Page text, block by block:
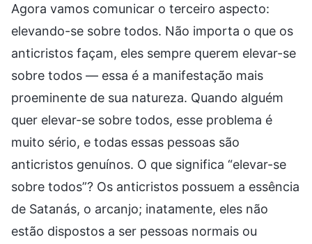
Agora vamos comunicar o terceiro aspecto:
elevando-se sobre todos. Não importa o que os
anticristos façam, eles sempre querem elevar-se
sobre todos — essa é a manifestação mais
proeminente de sua natureza. Quando alguém
quer elevar-se sobre todos, esse problema é
muito sério, e todas essas pessoas são
anticristos genuínos. O que significa “elevar-se
sobre todos”? Os anticristos possuem a essência
de Satanás, o arcanjo; inatamente, eles não
estão dispostos a ser pessoas normais ou